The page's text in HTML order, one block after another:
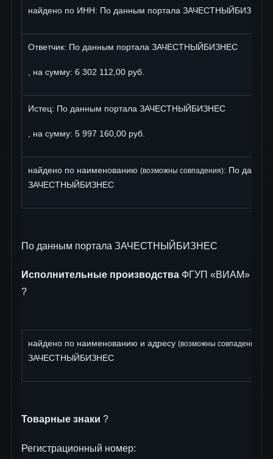
найдено по ИНН: По данным портала ЗАЧЕСТНЫЙБИЗНЕС
Ответчик: По данным портала ЗАЧЕСТНЫЙБИЗНЕС
, на сумму: 6 302 112,00 руб.
Истец: По данным портала ЗАЧЕСТНЫЙБИЗНЕС
, на сумму: 5 997 160,00 руб.
найдено по наименованию (возможны совпадения): По
ЗАЧЕСТНЫЙБИЗНЕС
По данным портала ЗАЧЕСТНЫЙБИЗНЕС
Исполнительные производства ФГУП «ВИАМ»
?
найдено по наименованию и адресу (возможны совпадения)
ЗАЧЕСТНЫЙБИЗНЕС
Товарные знаки ?
Регистрационный номер: